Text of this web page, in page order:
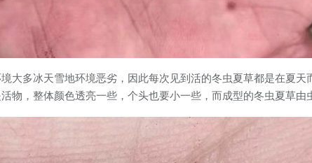
大多冰天雪地环境恶劣，因此每次见到活的冬虫夏草都是在夏
物，整体颜色透亮一些，个头也要小一些，而成型的冬虫夏草由